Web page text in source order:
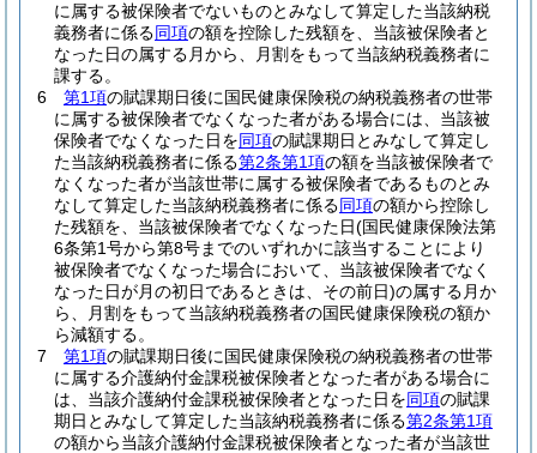
に属する被保険者でないものとみなして算定した当該納税
義務者に係る同項の額を控除した残額を、当該被保険者と
なった日の属する月から、月割をもって当該納税義務者に
課する。
6
第1項の賦課期日後に国民健康保険税の納税義務者の世帯
に属する被保険者でなくなった者がある場合には、当該被
保険者でなくなった日を同項の賦課期日とみなして算定し
た当該納税義務者に係る第2条第1項の額を当該被保険者で
なくなった者が当該世帯に属する被保険者であるものとみ
なして算定した当該納税義務者に係る同項の額から控除し
た残額を、当該被保険者でなくなった日(国民健康保険法第
6条第1号から第8号までのいずれかに該当することにより
被保険者でなくなった場合において、当該被保険者でなく
なった日が月の初日であるときは、その前日)の属する月か
ら、月割をもって当該納税義務者の国民健康保険税の額か
ら減額する。
7
第1項の賦課期日後に国民健康保険税の納税義務者の世帯
に属する介護納付金課税被保険者となった者がある場合に
は、当該介護納付金課税被保険者となった日を同項の賦課
期日とみなして算定した当該納税義務者に係る第2条第1項
の額から当該介護納付金課税被保険者となった者が当該世